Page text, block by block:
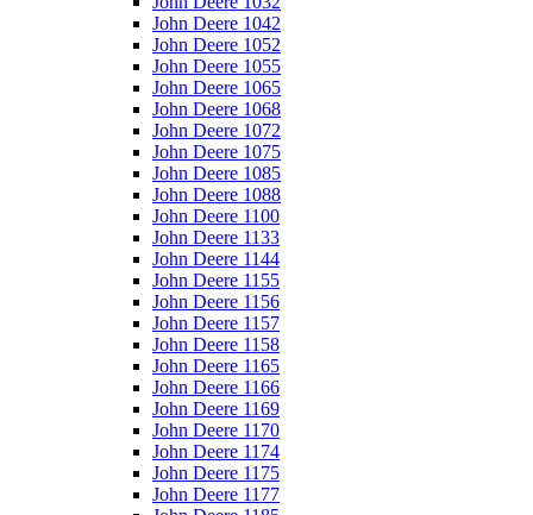
John Deere 1042
John Deere 1052
John Deere 1055
John Deere 1065
John Deere 1068
John Deere 1072
John Deere 1075
John Deere 1085
John Deere 1088
John Deere 1100
John Deere 1133
John Deere 1144
John Deere 1155
John Deere 1156
John Deere 1157
John Deere 1158
John Deere 1165
John Deere 1166
John Deere 1169
John Deere 1170
John Deere 1174
John Deere 1175
John Deere 1177